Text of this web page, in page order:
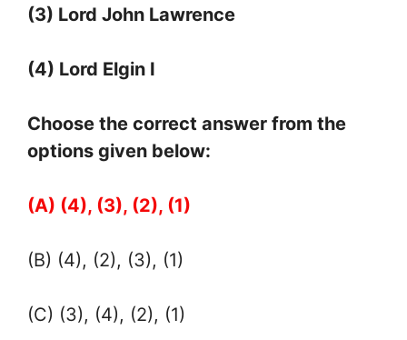
(3) Lord John Lawrence
(4) Lord Elgin I
Choose the correct answer from the
options given below:
(A) (4), (3), (2), (1)
(B) (4), (2), (3), (1)
(C) (3), (4), (2), (1)